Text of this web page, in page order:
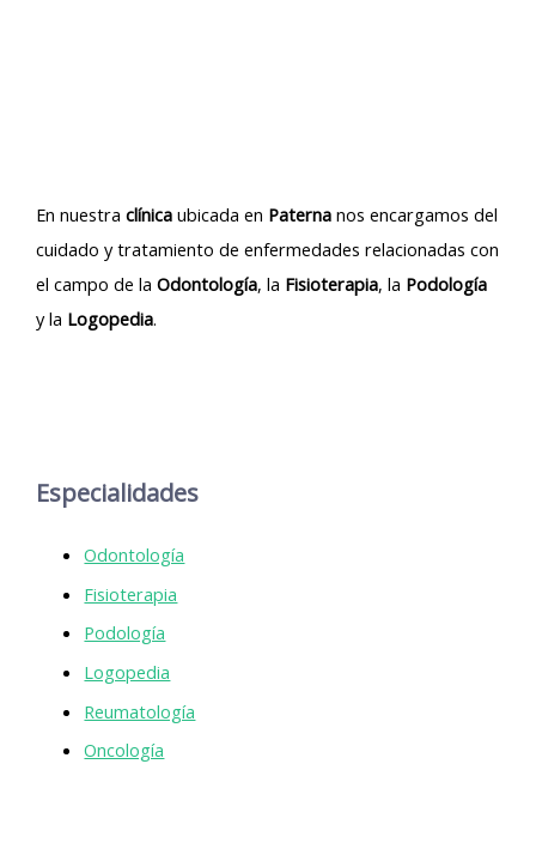
En nuestraclínica ubicada en Paterna nos encargamos del
cuidado y tratamiento de enfermedades relacionadas con
el campo de laOdontología, la Fisioterapia, la Podología
y la Logopedia.
Especialidades
Odontología
Fisioterapia
Podología
Logopedia
Reumatología
Oncología